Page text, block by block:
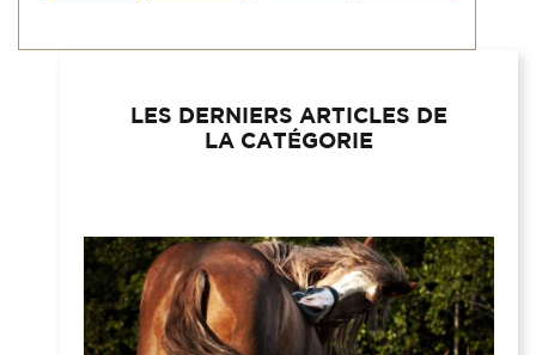
LES DERNIERS ARTICLES DE
LA CATÉGORIE